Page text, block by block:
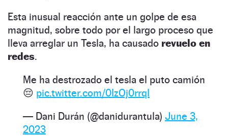
Esta inusual reacción ante un golpe de esa
magnitud, sobre todo por el largo proceso que
lleva arreglar un Tesla, ha causado revuelo en
redes.
Me ha destrozado el tesla el puto camión
😔 pic.twitter.com/0IzOj0rrqI
— Dani Durán (@danidurantula) June 3,
2023